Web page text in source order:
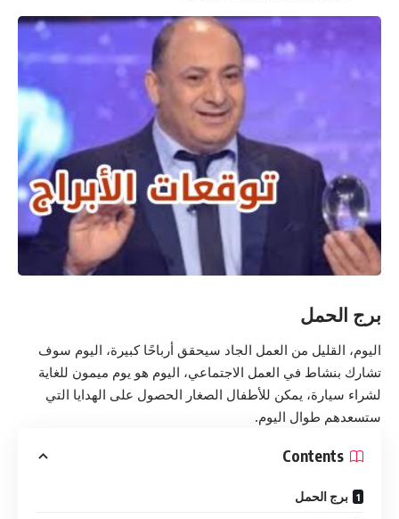
برج الحمل
اليوم، القليل من العمل الجاد سيحقق أرباحًا كبيرة، اليوم سوف
تشارك بنشاط في العمل الاجتماعي، اليوم هو يوم ميمون للغاية
لشراء سيارة، يمكن للأطفال الصغار الحصول على الهدايا التي
ستسعدهم طوال اليوم.
Contents
برج الحمل